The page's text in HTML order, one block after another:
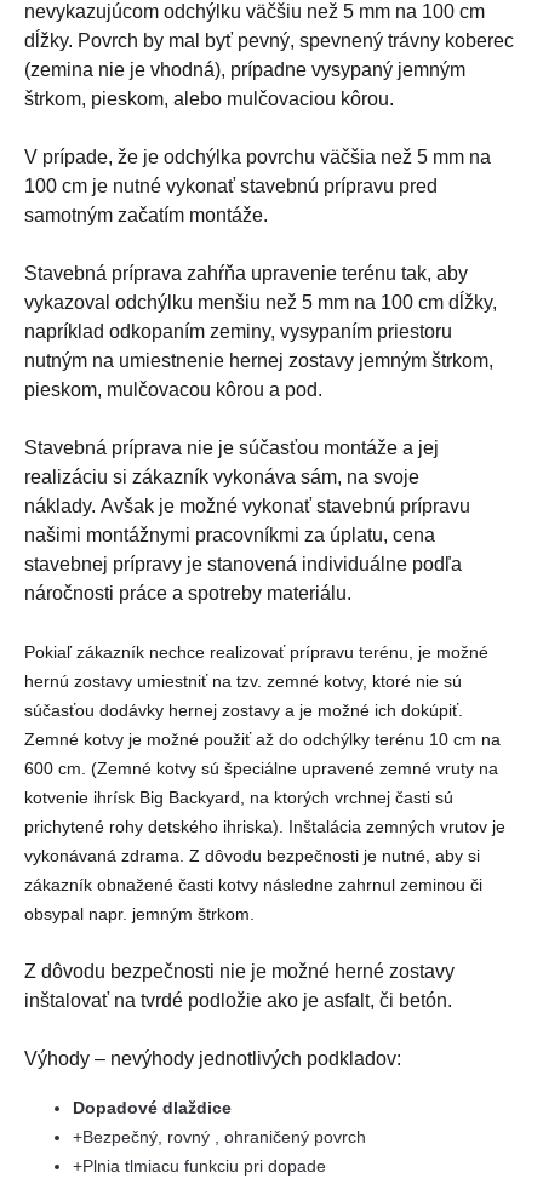
nevykazujúcom odchýlku väčšiu než 5 mm na 100 cm
dĺžky. Povrch by mal byť pevný, spevnený trávny koberec
(zemina nie je vhodná), prípadne vysypaný jemným
štrkom, pieskom, alebo mulčovaciou kôrou.
V prípade, že je odchýlka povrchu väčšia než 5 mm na
100 cm je nutné vykonať stavebnú prípravu pred
samotným začatím montáže.
Stavebná príprava zahŕňa upravenie terénu tak, aby
vykazoval odchýlku menšiu než 5 mm na 100 cm dĺžky,
napríklad odkopaním zeminy, vysypaním priestoru
nutným na umiestnenie hernej zostavy jemným štrkom,
pieskom, mulčovacou kôrou a pod.
Stavebná príprava nie je súčasťou montáže a jej
realizáciu si zákazník vykonáva sám, na svoje
náklady. Avšak je možné vykonať stavebnú prípravu
našimi montážnymi pracovníkmi za úplatu, cena
stavebnej prípravy je stanovená individuálne podľa
náročnosti práce a spotreby materiálu.
Pokiaľ zákazník nechce realizovať prípravu terénu, je možné
hernú zostavy umiestniť na tzv. zemné kotvy, ktoré nie sú
súčasťou dodávky hernej zostavy a je možné ich dokúpiť.
Zemné kotvy je možné použiť až do odchýlky terénu 10 cm na
600 cm. (Zemné kotvy sú špeciálne upravené zemné vruty na
kotvenie ihrísk Big Backyard, na ktorých vrchnej časti sú
prichytené rohy detského ihriska). Inštalácia zemných vrutov je
vykonávaná zdrama. Z dôvodu bezpečnosti je nutné, aby si
zákazník obnažené časti kotvy následne zahrnul zeminou či
obsypal napr. jemným štrkom.
Z dôvodu bezpečnosti nie je možné herné zostavy
inštalovať na tvrdé podložie ako je asfalt, či betón.
Výhody – nevýhody jednotlivých podkladov:
Dopadové dlaždice
+Bezpečný, rovný , ohraničený povrch
+Plnia tlmiacu funkciu pri dopade